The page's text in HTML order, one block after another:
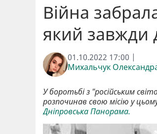
Війна
який завжди
01.10.2022 17:00 |
Михальчук
У боротьбі з "російським
розпочинав свою місію у
Дніпровська Панорама.